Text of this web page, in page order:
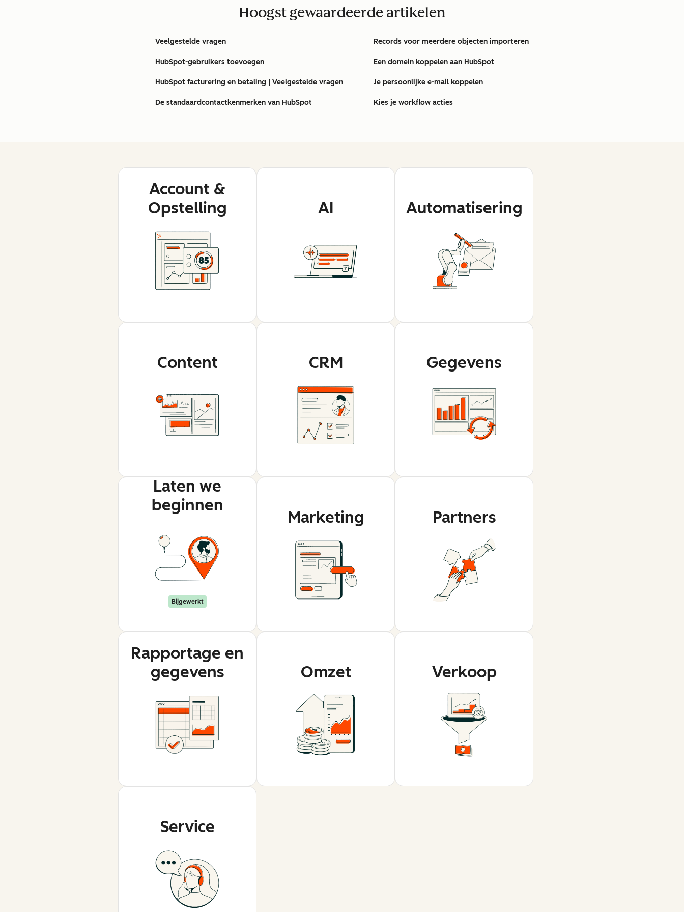
Hoogst gewaardeerde artikelen
Veelgestelde vragen
HubSpot-gebruikers toevoegen
HubSpot facturering en betaling | Veelgestelde vragen
De standaardcontactkenmerken van HubSpot
Records voor meerdere objecten importeren
Een domein koppelen aan HubSpot
Je persoonlijke e-mail koppelen
Kies je workflow acties
Account &
Opstelling
AI Automatisering
Content CRM Gegevens
Bijgewerkt
Laten we
beginnen
Marketing Partners
Rapportage en
gegevens
Omzet Verkoop
Service